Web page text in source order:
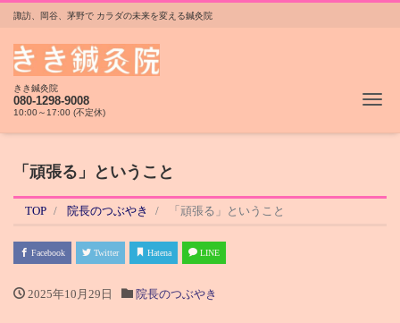
諏訪、岡谷、茅野で カラダの未来を変える鍼灸院
きき鍼灸院
080-1298-9008
10:00～17:00 (不定休)
「頑張る」ということ
TOP 院長のつぶやき 「頑張る」ということ
Facebook Twitter Hatena LINE
2025年10月29日 院長のつぶやき